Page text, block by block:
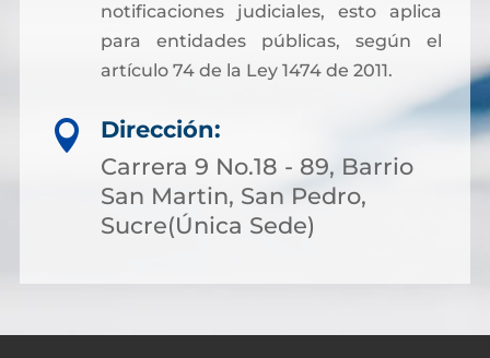
notificaciones judiciales, esto aplica
para entidades públicas, según el
artículo 74 de la Ley 1474 de 2011.

Dirección:
Carrera 9 No.18 - 89, Barrio
San Martin, San Pedro,
Sucre(Única Sede)